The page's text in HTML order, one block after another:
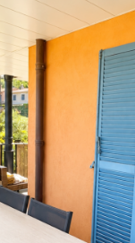
voir le
bien